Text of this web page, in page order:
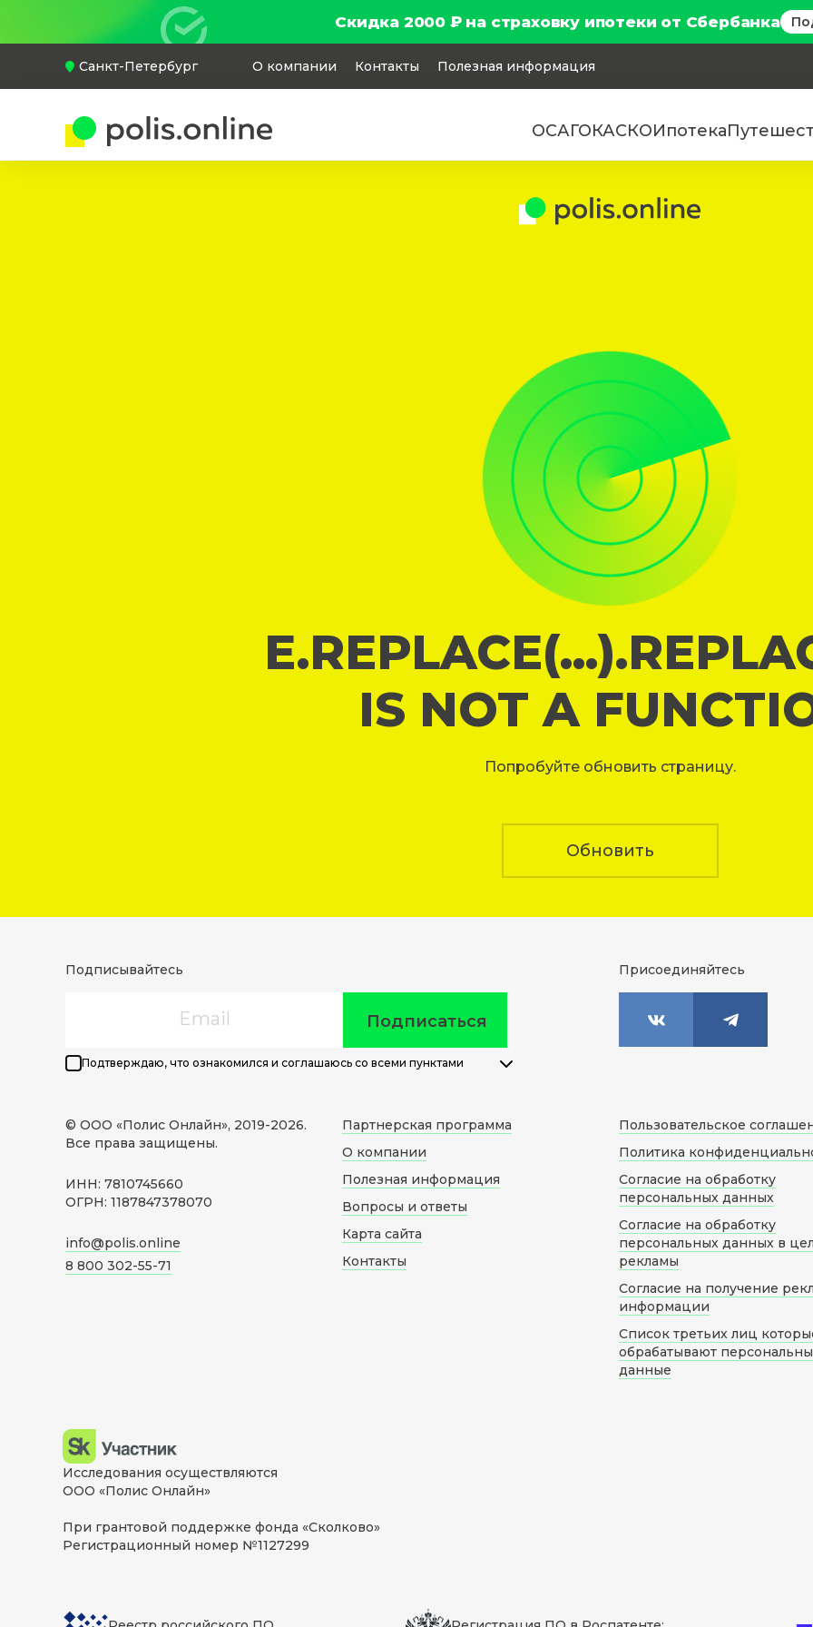
Скидка 2000 ₽ на страховку ипотеки от Сбербанка
Санкт-Петербург О компании Контакты Полезная информация
ОСАГОКАСКОИпотека
IS NOT A
Попробуйте обновить страницу.
Обновить
Подписывайтесь
Подписаться
Подтверждаю, что ознакомился и соглашаюсь со всеми пунктами
Присоединяйтесь
© ООО «Полис Онлайн», 2019-2026.
Все права защищены.
ИНН: 7810745660
ОГРН: 1187847378070
info@polis.online
8 800 302-55-71
Партнерская программа
О компании
Полезная информация
Вопросы и ответы
Карта сайта
Контакты
Пользовательское
Политика
Согласие на обработку
персональных данных
Согласие на обработку
персональных данных в
рекламы
Согласие на получение
информации
Список третьих лиц
обрабатывают
данные
Исследования осуществляются
ООО «Полис Онлайн»
При грантовой поддержке фонда «Сколково»
Регистрационный номер №1127299